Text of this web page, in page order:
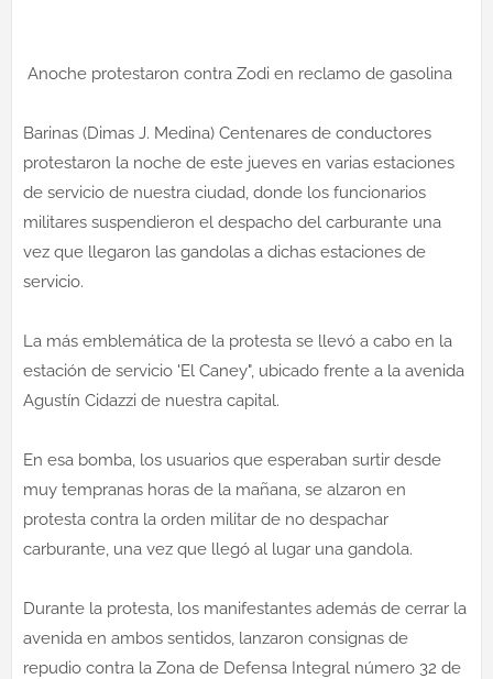
Anoche protestaron contra Zodi en reclamo de gasolina
Barinas (Dimas J. Medina) Centenares de conductores
protestaron la noche de este jueves en varias estaciones
de servicio de nuestra ciudad, donde los funcionarios
militares suspendieron el despacho del carburante una
vez que llegaron las gandolas a dichas estaciones de
servicio.
La más emblemática de la protesta se llevó a cabo en la
estación de servicio 'El Caney", ubicado frente a la avenida
Agustín Cidazzi de nuestra capital.
En esa bomba, los usuarios que esperaban surtir desde
muy tempranas horas de la mañana, se alzaron en
protesta contra la orden militar de no despachar
carburante, una vez que llegó al lugar una gandola.
Durante la protesta, los manifestantes además de cerrar la
avenida en ambos sentidos, lanzaron consignas de
repudio contra la Zona de Defensa Integral número 32 de